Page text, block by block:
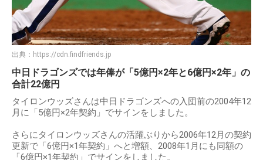
出典： https://cdn.findfriends.jp
中日ドラゴンズでは年俸が「5億円×2年と6億円×2年」の
合計22億円
タイロンウッズさんは中日ドラゴンズへの入団前の2004年12
月に「5億円×2年契約」でサインをしました。
さらにタイロンウッズさんの活躍ぶりから2006年12月の契約
更新で「6億円×1年契約」へと増額、2008年1月にも同額の
「6億円×1年契約」でサインをしました。